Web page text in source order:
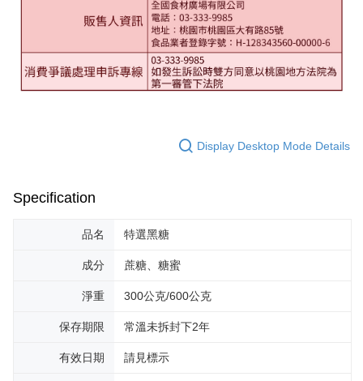
Display Desktop Mode Details
Specification
品名 特選黑糖
成分 蔗糖、糖蜜
淨重 300公克/600公克
保存期限 常溫未拆封下2年
有效日期 請見標示